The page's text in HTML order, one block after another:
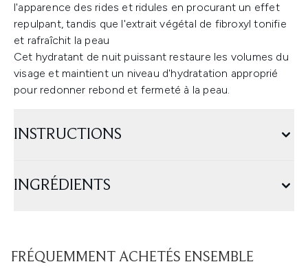
l'apparence des rides et ridules en procurant un effet
repulpant, tandis que l'extrait végétal de fibroxyl tonifie
et rafraîchit la peau
Cet hydratant de nuit puissant restaure les volumes du
visage et maintient un niveau d'hydratation approprié
pour redonner rebond et fermeté à la peau.
INSTRUCTIONS
INGRÉDIENTS
FRÉQUEMMENT ACHETÉS ENSEMBLE